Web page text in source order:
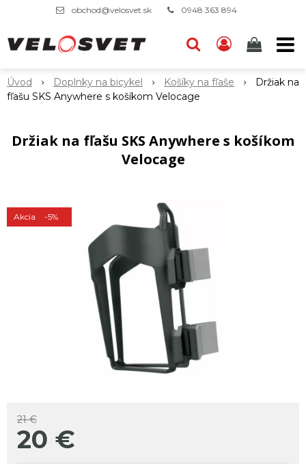
obchod@velosvet.sk 0948 363 894
Úvod Doplnky na bicykel Košíky na fľaše
Držiak na
fľašu SKS Anywhere s košíkom Velocage
Držiak na fľašu SKS Anywhere s košíkom
Velocage
Akcia -5%
21 €
20 €